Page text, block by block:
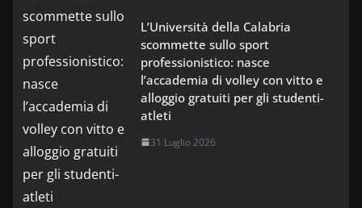
L’Università della Calabria
scommette sullo sport
professionistico: nasce
l’accademia di volley con vitto e
alloggio gratuiti per gli studenti-
atleti
31 Luglio 2026